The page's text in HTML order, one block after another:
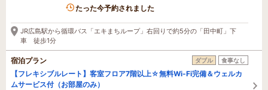
3名がこの宿を見ています
たった今予約されました
JR広島駅から循環バス「エキまちループ」右回りで約5分の「田中町」下
車 徒歩1分
宿泊プラン ダブル 食事なし
【フレキシブルレート】客室フロア7階以上☆無料Wi-Fi完備＆ウェルカ
ムサービス付（お部屋のみ）